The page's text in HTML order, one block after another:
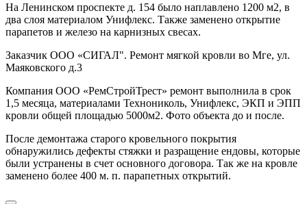
На Ленинском проспекте д. 154 было наплавлено 1200 м2, в
два слоя материалом Унифлекс. Также заменено открытие
парапетов и железо на карнизных свесах.
Заказчик ООО «СИГАЛ". Ремонт мягкой кровли во Мге, ул.
Маяковского д.3
Компания ООО «РемСтройТрест» ремонт выполнила в срок
1,5 месяца, материалами Технониколь, Унифлекс, ЭКП и ЭПП
кровли общей площадью 5000м2. Фото объекта до и после.
После демонтажа старого кровельного покрытия
обнаружились дефекты стяжки и разращение ендовы, которые
были устранены в счет основного договора. Так же на кровле
заменено более 400 м. п. парапетных открытий.